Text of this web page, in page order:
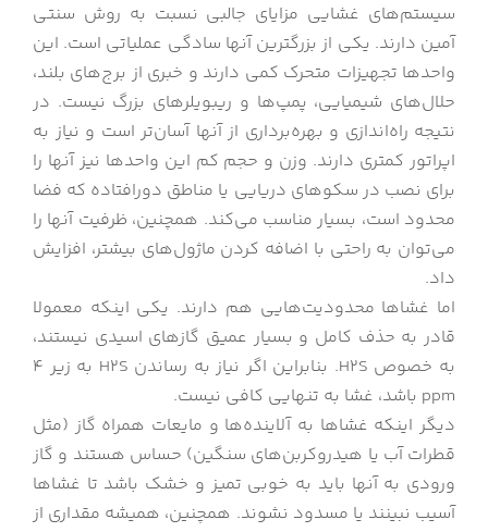
سیستم‌های غشایی مزایای جالبی نسبت به روش سنتی
آمین دارند. یکی از بزرگترین آنها سادگی عملیاتی است. این
واحدها تجهیزات متحرک کمی دارند و خبری از برج‌های بلند،
حلال‌های شیمیایی، پمپ‌ها و ریبویلرهای بزرگ نیست. در
نتیجه راه‌اندازی و بهره‌برداری از آنها آسان‌تر است و نیاز به
اپراتور کمتری دارند. وزن و حجم کم این واحدها نیز آنها را
برای نصب در سکوهای دریایی یا مناطق دورافتاده که فضا
محدود است، بسیار مناسب می‌کند. همچنین، ظرفیت آنها را
می‌توان به راحتی با اضافه کردن ماژول‌های بیشتر، افزایش
داد.
اما غشاها محدودیت‌هایی هم دارند. یکی اینکه معمولا
قادر به حذف کامل و بسیار عمیق گازهای اسیدی نیستند،
به خصوص H2S. بنابراین اگر نیاز به رساندن H2S به زیر 4
ppm باشد، غشا به تنهایی کافی نیست.
دیگر اینکه غشاها به آلاینده‌ها و مایعات همراه گاز (مثل
قطرات آب یا هیدروکربن‌های سنگین) حساس هستند و گاز
ورودی به آنها باید به خوبی تمیز و خشک باشد تا غشاها
آسیب نبینند یا مسدود نشوند. همچنین، همیشه مقداری از